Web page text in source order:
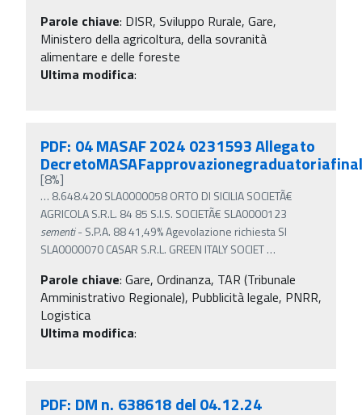
Parole chiave: DISR, Sviluppo Rurale, Gare,
Ministero della agricoltura, della sovranità
alimentare e delle foreste
Ultima modifica:
PDF: 04 MASAF 2024 0231593 Allegato
[8%]
… 8.648.420 SLA0000058 ORTO DI SICILIA SOCIETÃ€
AGRICOLA S.R.L. 84 85 S.I.S. SOCIETÃ€ SLA0000123
sementi- S.P.A. 88 41,49% Agevolazione richiesta SI
SLA0000070 CASAR S.R.L. GREEN ITALY SOCIET…
Parole chiave: Gare, Ordinanza, TAR (Tribunale
Amministrativo Regionale), Pubblicità legale, PNRR,
Logistica
Ultima modifica:
PDF: DM n. 638618 del 04.12.24